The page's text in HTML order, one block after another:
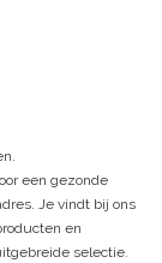
een gezonde
Je vindt bij ons
en
selectie.